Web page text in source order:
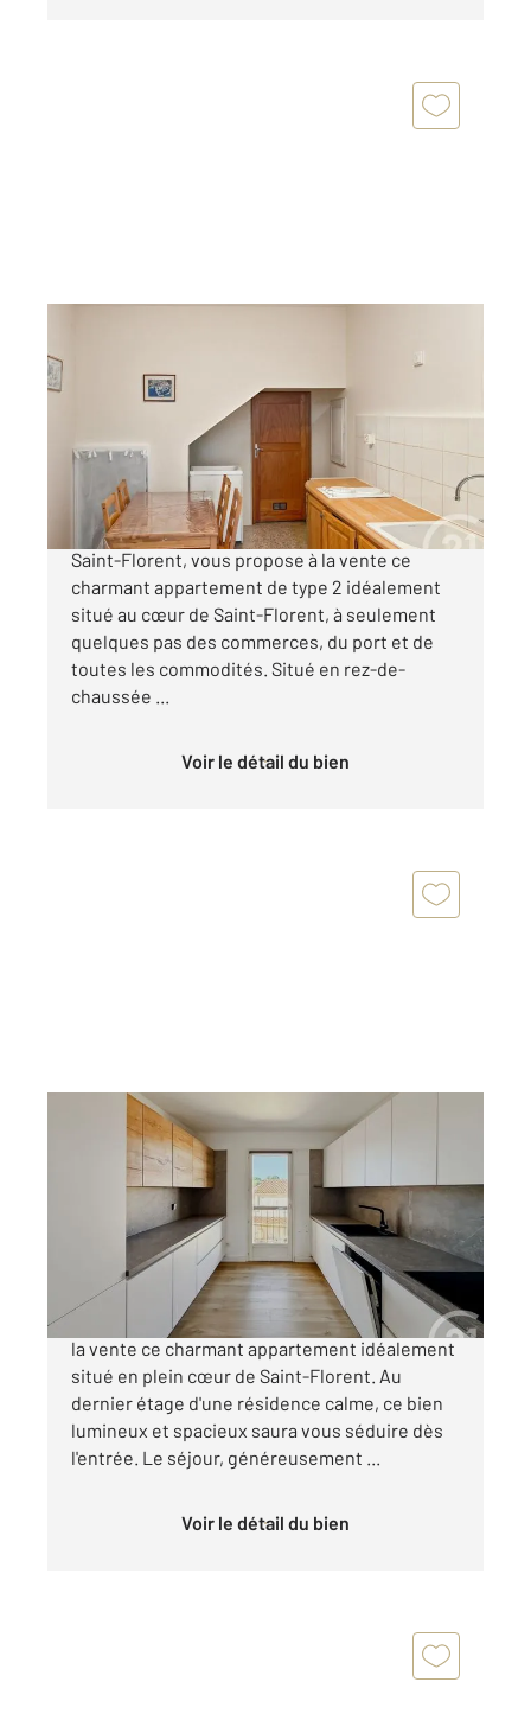
Ref : 475
Appartement T2 à vendre
118 000 €
Votre agence Century21 Dary Immobilier à
Saint-Florent, vous propose à la vente ce
charmant appartement de type 2 idéalement
situé au cœur de Saint-Florent, à seulement
quelques pas des commerces, du port et de
toutes les commodités. Situé en rez-de-
chaussée ...
Voir le détail du bien
ST FLORENT 202
73,50 m2, 3 pièces
Ref : 735
Appartement T3 à vendre
315 000 €
CENTURY 21 DARY IMMOBILIER vous propose à
la vente ce charmant appartement idéalement
situé en plein cœur de Saint-Florent. Au
dernier étage d'une résidence calme, ce bien
lumineux et spacieux saura vous séduire dès
l'entrée. Le séjour, généreusement ...
Voir le détail du bien